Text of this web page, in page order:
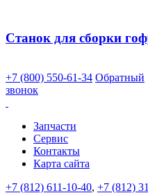
Станок для сборки
+7 (800) 550-61-34 Обратный
звонок
Запчасти
Сервис
Контакты
Карта сайта
+7 (812) 611-10-40, +7 (812)